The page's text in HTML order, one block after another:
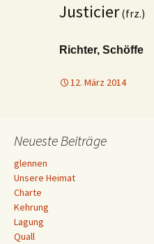
Justicier(frz.)
Richter, Schöffe
12. März 2014
Neueste Beiträge
glennen
Unsere Heimat
Charte
Kehrung
Lagung
Quall